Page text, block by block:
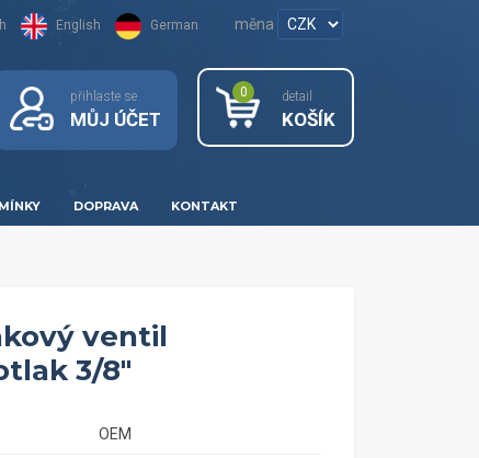
English German měna
přihlaste se
MŮJ ÚČET
0 detail
KOŠÍK
DOPRAVA KONTAKT
ventil
3/8"
OEM